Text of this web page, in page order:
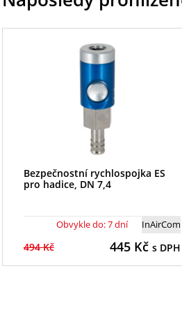
Bezpečnostní rychlospojka ES
pro hadice, DN 7,4
InAirCom
Obvykle do: 7 dní
494 Kč 445Kč s DPH